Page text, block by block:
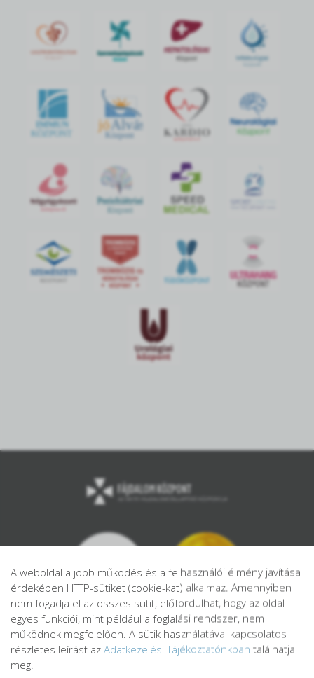
IMMUN
KÖZPONT
jó Alvás
Központ
A weboldal a jobb működés és a felhasználói élmény javítása
érdekében HTTP-sütiket (cookie-kat) alkalmaz. Amennyiben
nem fogadja el az összes sütit, előfordulhat, hogy az oldal
egyes funkciói, mint például a foglalási rendszer, nem
működnek megfelelően. A sütik használatával kapcsolatos
részletes leírást az Adatkezelési Tájékoztatónkban találhatja
meg.